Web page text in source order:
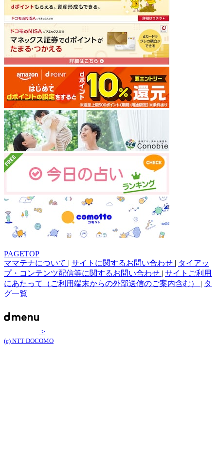
PAGETOP
ママテナについて | サイトに関するお問い合わせ | タイアッ
プ・コンテンツ配信等に関するお問い合わせ | サイトご利用
にあたって（ご利用端末からの外部送信のご案内含む） | タ
グ一覧
>
(c) NTT DOCOMO